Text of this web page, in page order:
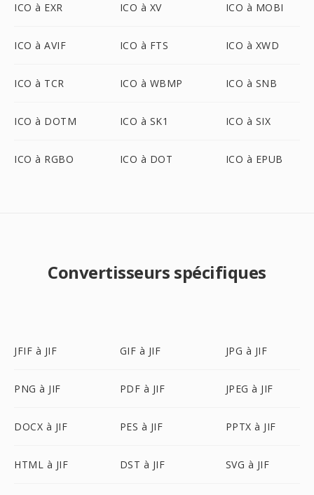
ICO à EXR ICO à XV ICO à MOBI
ICO à AVIF ICO à FTS ICO à XWD
ICO à TCR ICO à WBMP ICO à SNB
ICO à DOTM ICO à SK1 ICO à SIX
ICO à RGBO ICO à DOT ICO à EPUB
Convertisseurs spécifiques
JFIF à JIF GIF à JIF JPG à JIF
PNG à JIF PDF à JIF JPEG à JIF
DOCX à JIF PES à JIF PPTX à JIF
HTML à JIF DST à JIF SVG à JIF